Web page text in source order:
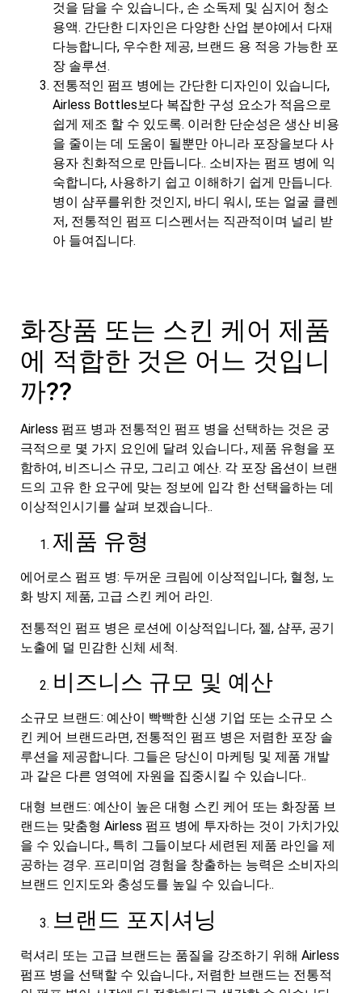
것을 담을 수 있습니다., 손 소독제 및 심지어 청소
용액. 간단한 디자인은 다양한 산업 분야에서 다재
다능합니다, 우수한 제공, 브랜드 용 적응 가능한 포
장 솔루션.
전통적인 펌프 병에는 간단한 디자인이 있습니다,
Airless Bottles보다 복잡한 구성 요소가 적음으로
쉽게 제조 할 수 있도록. 이러한 단순성은 생산 비용
을 줄이는 데 도움이 될뿐만 아니라 포장을보다 사
용자 친화적으로 만듭니다.. 소비자는 펌프 병에 익
숙합니다, 사용하기 쉽고 이해하기 쉽게 만듭니다.
병이 샴푸를위한 것인지, 바디 워시, 또는 얼굴 클렌
저, 전통적인 펌프 디스펜서는 직관적이며 널리 받
아 들여집니다.
화장품 또는 스킨 케어 제품
에 적합한 것은 어느 것입니
까??
Airless 펌프 병과 전통적인 펌프 병을 선택하는 것은 궁
극적으로 몇 가지 요인에 달려 있습니다., 제품 유형을 포
함하여, 비즈니스 규모, 그리고 예산. 각 포장 옵션이 브랜
드의 고유 한 요구에 맞는 정보에 입각 한 선택을하는 데
이상적인시기를 살펴 보겠습니다..
제품 유형
에어로스 펌프 병: 두꺼운 크림에 이상적입니다, 혈청, 노
화 방지 제품, 고급 스킨 케어 라인.
전통적인 펌프 병은 로션에 이상적입니다, 젤, 샴푸, 공기
노출에 덜 민감한 신체 세척.
비즈니스 규모 및 예산
소규모 브랜드: 예산이 빡빡한 신생 기업 또는 소규모 스
킨 케어 브랜드라면, 전통적인 펌프 병은 저렴한 포장 솔
루션을 제공합니다. 그들은 당신이 마케팅 및 제품 개발
과 같은 다른 영역에 자원을 집중시킬 수 있습니다..
대형 브랜드: 예산이 높은 대형 스킨 케어 또는 화장품 브
랜드는 맞춤형 Airless 펌프 병에 투자하는 것이 가치가있
을 수 있습니다., 특히 그들이보다 세련된 제품 라인을 제
공하는 경우. 프리미엄 경험을 창출하는 능력은 소비자의
브랜드 인지도와 충성도를 높일 수 있습니다..
브랜드 포지셔닝
럭셔리 또는 고급 브랜드는 품질을 강조하기 위해 Airless
펌프 병을 선택할 수 있습니다., 저렴한 브랜드는 전통적